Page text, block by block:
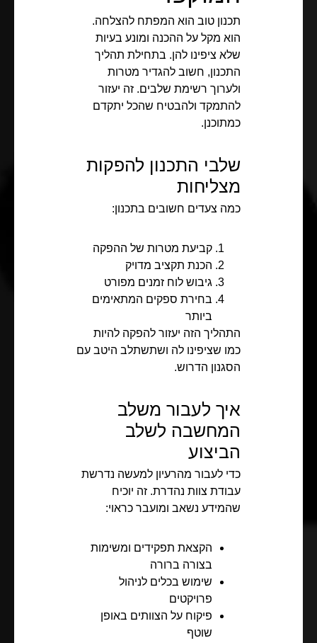
תכנון טוב הוא המפתח להצלחה.
הוא מקל על ההכנה ומונע בעיות
שלא ציפינו להן. בתחילת תהליך
התכנון, חשוב להגדיר מטרות
ולערוך רשימת שלבים. זה יעזור
להתמקד ולהבטיח שהכל יתקדם
כמתוכנן.
שלבי התכנון להפקות
מצליחות
כמה צעדים חשובים בתכנון:
קביעת מטרות של ההפקה
הכנת תקציב מדויק
גיבוש לוח זמנים מפורט
בחירת ספקים המתאימים
ביותר
התהליך הזה יעזור להפקה להיות
כמו שציפינו לה ושתשתלב היטב עם
הסגנון הדרוש.
איך לעבור משלב
המחשבה לשלב
הביצוע
כדי לעבור מהרעיון למעשה נדרשת
עבודת צוות נהדרת. זה יוכיח
שהמידע נשאב ומועבר כראוי:
הקצאת תפקידים ומשימות
בצורה ברורה
שימוש בכלים לניהול
פרויקטים
פיקוח על הצוותים באופן
שוטף